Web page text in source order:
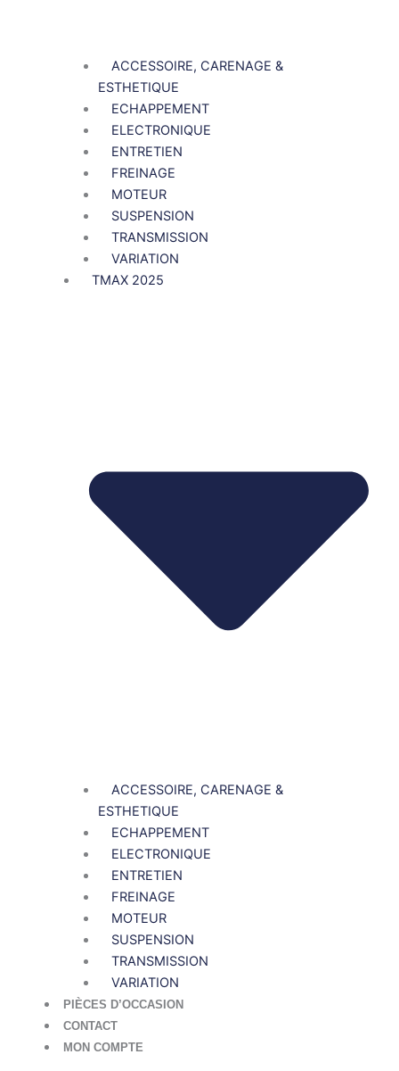
ACCESSOIRE, CARENAGE &
ESTHETIQUE
ECHAPPEMENT
ELECTRONIQUE
ENTRETIEN
FREINAGE
MOTEUR
SUSPENSION
TRANSMISSION
VARIATION
TMAX 2025
ACCESSOIRE, CARENAGE &
ESTHETIQUE
ECHAPPEMENT
ELECTRONIQUE
ENTRETIEN
FREINAGE
MOTEUR
SUSPENSION
TRANSMISSION
VARIATION
PIÈCES D’OCCASION
CONTACT
MON COMPTE